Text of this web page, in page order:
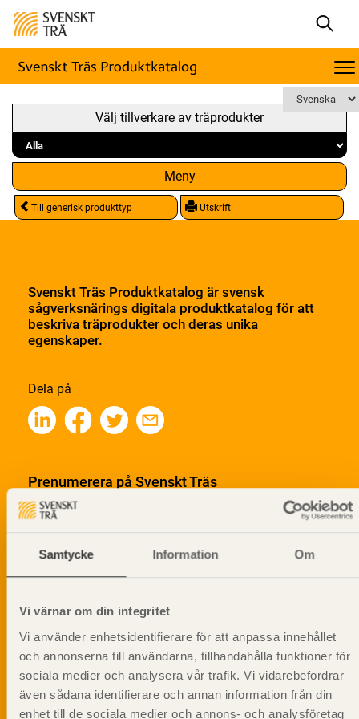
Samtycke Information Om
Vi värnar om din integritet
Vi använder enhetsidentifierare för att anpassa innehållet
och annonserna till användarna, tillhandahålla funktioner för
sociala medier och analysera vår trafik. Vi vidarebefordrar
även sådana identifierare och annan information från din
enhet till de sociala medier och annons- och analysföretag
Välj tillverkare av träprodukter
Meny
Till generisk produkttyp Utskrift
Svenskt Träs Produktkatalog är svensk
sågverksnärings digitala produktkatalog för att
beskriva träprodukter och deras unika
egenskaper.
Dela på
Prenumerera på Svenskt Träs
informationsutskick!